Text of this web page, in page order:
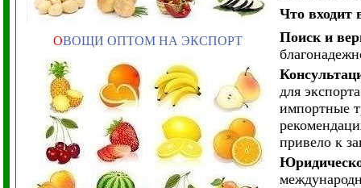
ОВОЩИ ОПТОМ НА ЭКСПОРТ
Что входит
Поиск и
для
импортные
привело к